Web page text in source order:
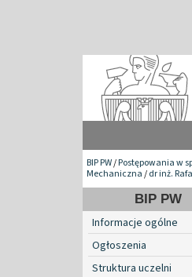
BIP PW/Postępowania w
Mechaniczna/dr inż.
BIP PW
Informacje ogólne
Ogłoszenia
Struktura uczelni